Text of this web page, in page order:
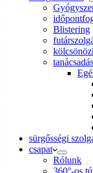
Blistering
tanácsadás
sürgősségi
csapat
Rólunk
360°-os